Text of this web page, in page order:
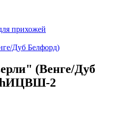
прихожей
Дуб Белфорд)
(Венге/Дуб
2